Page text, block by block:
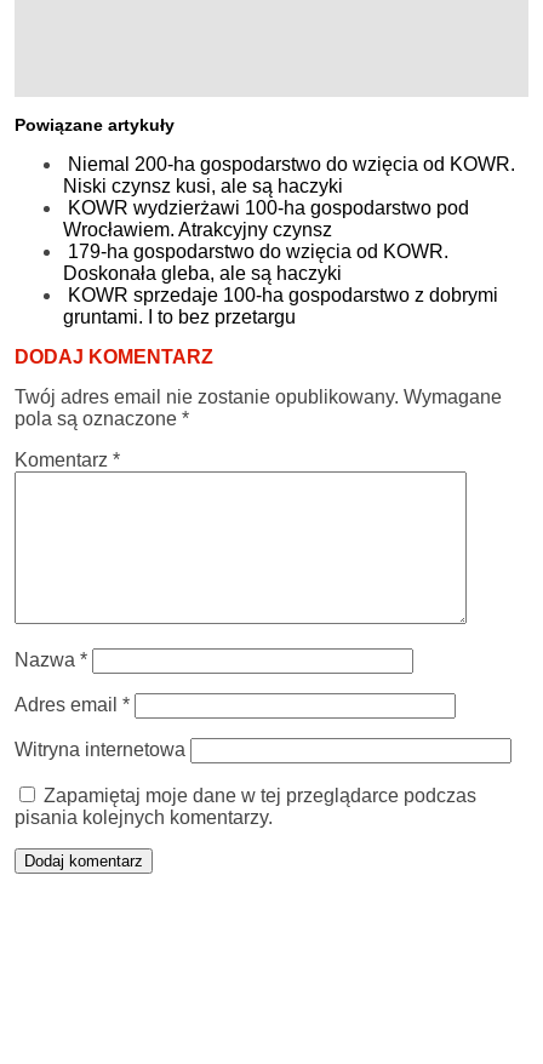
Powiązane artykuły
Niemal 200-ha gospodarstwo do wzięcia od KOWR.
Niski czynsz kusi, ale są haczyki
KOWR wydzierżawi 100-ha gospodarstwo pod
Wrocławiem. Atrakcyjny czynsz
179-ha gospodarstwo do wzięcia od KOWR.
Doskonała gleba, ale są haczyki
KOWR sprzedaje 100-ha gospodarstwo z dobrymi
gruntami. I to bez przetargu
DODAJ KOMENTARZ
Twój adres email nie zostanie opublikowany. Wymagane
pola są oznaczone *
Komentarz *
Nazwa *
Adres email *
Witryna internetowa
Zapamiętaj moje dane w tej przeglądarce podczas
pisania kolejnych komentarzy.